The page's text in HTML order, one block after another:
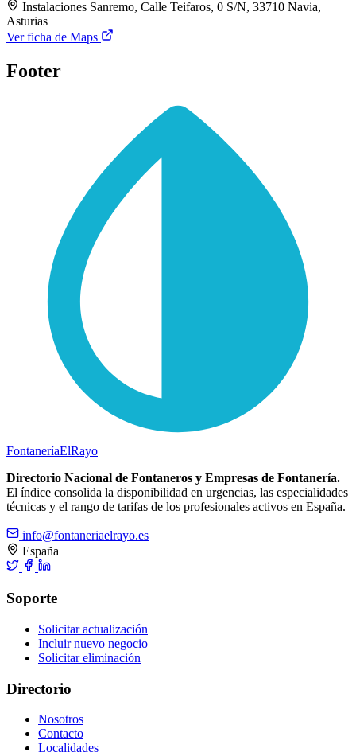
Instalaciones Sanremo, Calle Teifaros, 0 S/N, 33710 Navia,
Asturias
Ver ficha de Maps
Footer
FontaneríaElRayo
Directorio Nacional de Fontaneros y Empresas de Fontanería.
El índice consolida la disponibilidad en urgencias, las especialidades
técnicas y el rango de tarifas de los profesionales activos en España.
info@fontaneriaelrayo.es
España
Soporte
Solicitar actualización
Incluir nuevo negocio
Solicitar eliminación
Directorio
Nosotros
Contacto
Localidades